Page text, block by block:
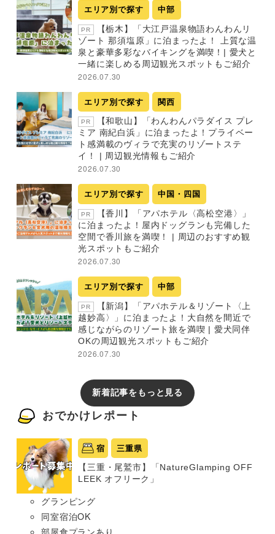
エリア別で探す 中部
PR
【栃木】「大江戸温泉物語わんわんリ
ゾート 那須塩原」に泊まったよ！ 上質な温
泉と豪華多彩なバイキングを満喫！| 愛犬と
一緒に楽しめる周辺観光スポットもご紹介
2026.07.30
エリア別で探す 関西
PR
【和歌山】「わんわんパラダイス プレ
ミア 南紀白浜」に泊まったよ！プライベー
ト感満載のヴィラで充実のリゾートステ
イ！ | 周辺観光情報もご紹介
2026.07.30
エリア別で探す 中国・四国
PR
【香川】「アパホテル〈高松空港〉」
に泊まったよ！屋内ドッグランも完備した
空間で香川旅を満喫！ | 周辺のおすすめ観
光スポットもご紹介
2026.07.30
エリア別で探す 中部
PR
【新潟】「アパホテル＆リゾート〈上
越妙高〉」に泊まったよ！大自然を間近で
感じながらのリゾート旅を満喫 | 愛犬同伴
OKの周辺観光スポットもご紹介
2026.07.30
新着記事をもっと見る
おでかけレポート
宿 三重県
【三重・尾鷲市】「NatureGlamping OFF
LEEK オフリーク」
グランピング
同室宿泊OK
部屋食プランあり